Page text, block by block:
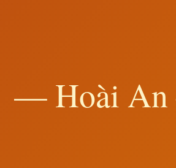
— Hoài